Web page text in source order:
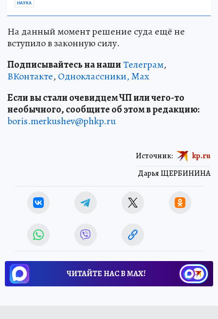
НАУКА
На данный момент решение суда ещё не
вступило в законную силу.
Подписывайтесь на нашиТелеграм,
ВКонтакте, Одноклассники,Max
Если вы стали очевидцем ЧП или чего-то
необычного, сообщите об этом в редакцию:
boris.merkushev@phkp.ru
Дарья ЩЕРБИНИНА
Источник: kp.ru
ЧИТАЙТЕ НАС В МАХ!